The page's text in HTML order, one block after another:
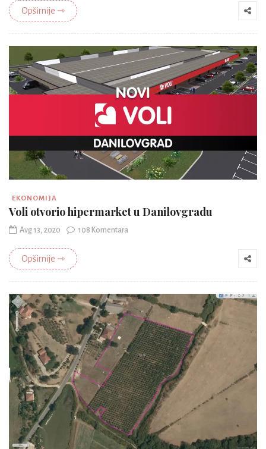
Opširnije ⇾
EKONOMIJA
Voli otvorio hipermarket u Danilovgradu
Avg 13, 2020 108 Komentara
Opširnije ⇾